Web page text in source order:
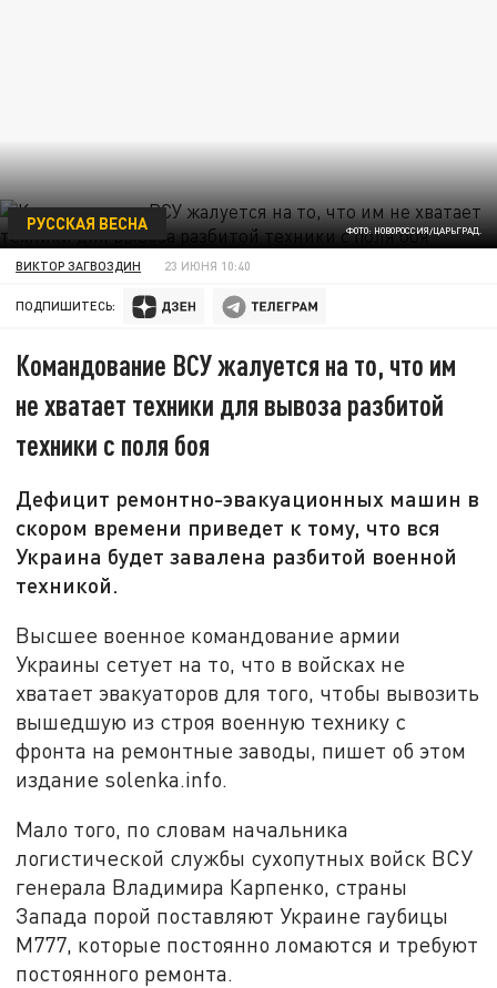
ФОТО: НОВОРОССИЯ/ЦАРЬГРАД.
РУССКАЯ ВЕСНА
ВИКТОР ЗАГВОЗДИН 23 ИЮНЯ 10:40
ПОДПИШИТЕСЬ:
Командование ВСУ жалуется на то, что им
не хватает техники для вывоза разбитой
техники с поля боя
Дефицит ремонтно-эвакуационных машин в
скором времени приведет к тому, что вся
Украина будет завалена разбитой военной
техникой.
Высшее военное командование армии
Украины сетует на то, что в войсках не
хватает эвакуаторов для того, чтобы вывозить
вышедшую из строя военную технику с
фронта на ремонтные заводы, пишет об этом
издание solenka.info.
Мало того, по словам начальника
логистической службы сухопутных войск ВСУ
генерала Владимира Карпенко, страны
Запада порой поставляют Украине гаубицы
М777, которые постоянно ломаются и требуют
постоянного ремонта.